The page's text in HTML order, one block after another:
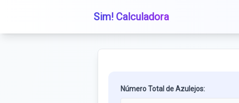
Sim! Calculadora
Número Total de Azulejos: